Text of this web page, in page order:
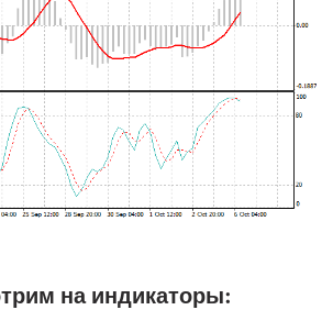
на индикаторы: